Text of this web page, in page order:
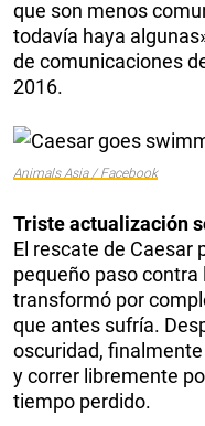
que son menos
todavía haya
de comunicaciones
2016.
Animals Asia / Facebook
Triste actualización
El rescate de Caesar
pequeño paso contra
transformó por
que antes sufría.
oscuridad,
y correr libremente
tiempo perdido.